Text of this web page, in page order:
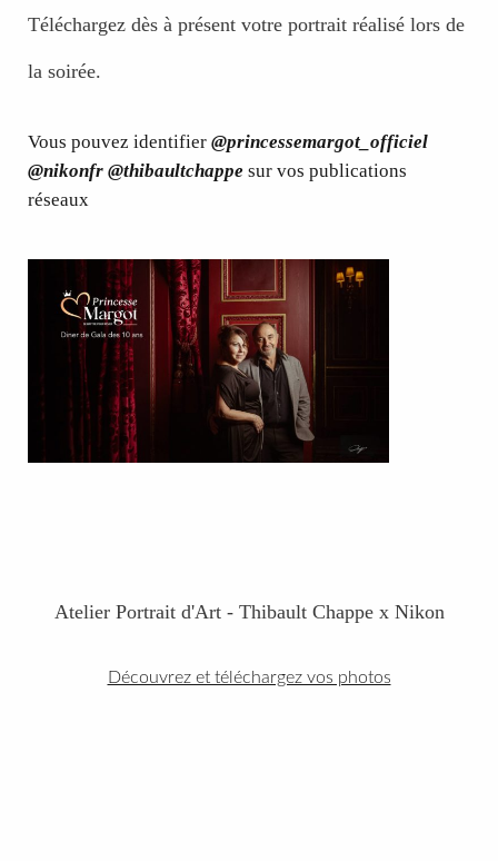
Téléchargez dès à présent votre portrait réalisé lors de
la soirée.
Vous pouvez identifier @princessemargot_officiel
@nikonfr @thibaultchappe sur vos publications
réseaux
Atelier Portrait d'Art - Thibault Chappe x Nikon
Découvrez et téléchargez vos photos